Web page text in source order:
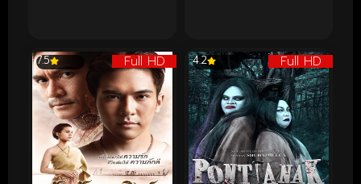
Full HD
7.5 Full HD
4.2